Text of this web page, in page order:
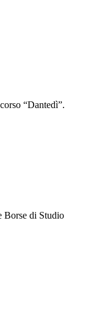
“Dantedì”.
Borse di Studio